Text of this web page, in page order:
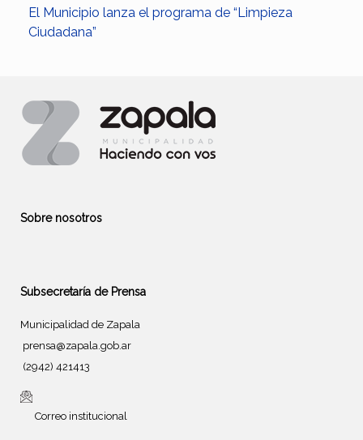
El Municipio lanza el programa de “Limpieza
Ciudadana”
Sobre nosotros
Subsecretaría de Prensa
Municipalidad de Zapala
prensa@zapala.gob.ar
(2942) 421413
Correo institucional